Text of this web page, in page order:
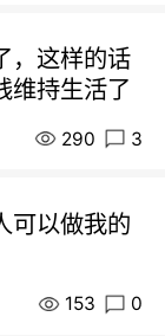
，这样的话
维持生活了
290 3
可以做我的
153 0